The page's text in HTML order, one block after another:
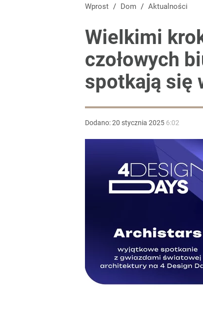
Wprost / Dom / Aktualności
Wielkimi
czołowych
spotkają się
Dodano:20 stycznia 2025 6:02